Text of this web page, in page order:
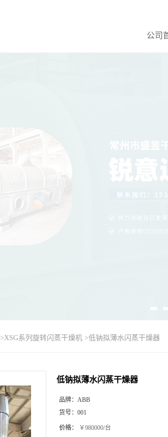
公司
>XSG系列旋转闪蒸干燥机 >低钠拟薄水闪蒸干燥器
低钠拟薄水闪蒸干燥器
品牌： ABB
货号： 001
价格： ￥980000/台